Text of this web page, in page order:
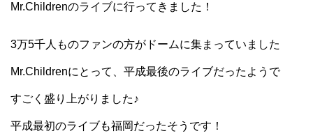
Mr.Childrenのライブに行ってきました！
3万5千人ものファンの方がドームに集まっていました
Mr.Childrenにとって、平成最後のライブだったようで
すごく盛り上がりました♪
平成最初のライブも福岡だったそうです！